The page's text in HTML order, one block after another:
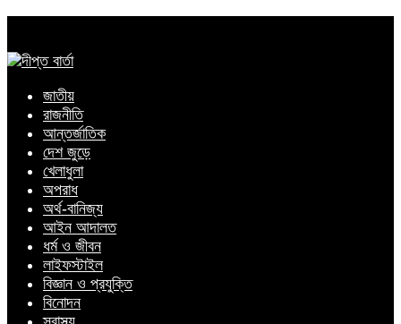
জাতীয়
রাজনীতি
আন্তর্জাতিক
দেশ জুড়ে
খেলাধুলা
অপরাধ
অর্থ-বানিজ্য
আইন আদালত
ধর্ম ও জীবন
লাইফস্টাইল
বিজ্ঞান ও প্রযুক্তি
বিনোদন